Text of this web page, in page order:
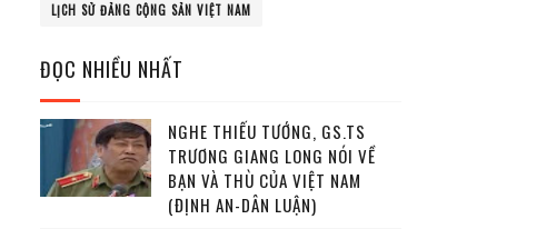
LỊCH SỬ ĐẢNG CỘNG SẢN VIỆT NAM
ĐỌC NHIỀU NHẤT
NGHE THIẾU TƯỚNG, GS.TS
TRƯƠNG GIANG LONG NÓI VỀ
BẠN VÀ THÙ CỦA VIỆT NAM
(ĐỊNH AN-DÂN LUẬN)